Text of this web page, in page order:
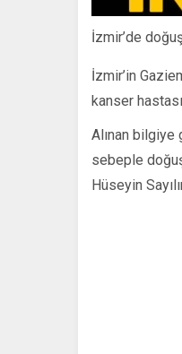
İzmir’de
İzmir’in
kanser
Alınan bilgiye
sebeple
Hüseyin